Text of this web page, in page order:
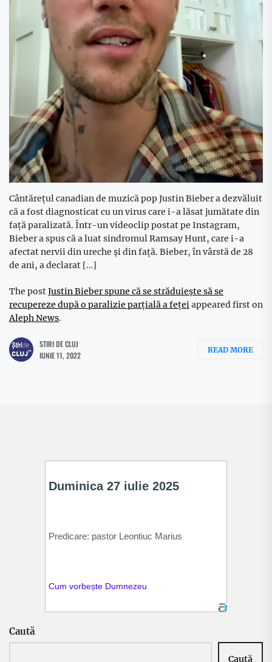
Cântăreţul canadian de muzică pop Justin Bieber a dezvăluit
că a fost diagnosticat cu un virus care i-a lăsat jumătate din
faţă paralizată. Într-un videoclip postat pe Instagram,
Bieber a spus că a luat sindromul Ramsay Hunt, care i-a
afectat nervii din ureche şi din faţă. Bieber, în vârstă de 28
de ani, a declarat […]
The postJustin Bieber spune că se străduieşte să se
recupereze după o paralizie parţială a feţeiappeared first on
Aleph News.
STIRI DE CLUJ
IUNIE 11, 2022
READ MORE
Caută
Caută